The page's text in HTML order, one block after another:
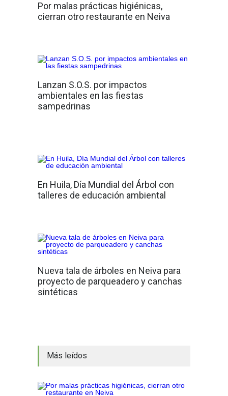
Por malas prácticas higiénicas,
cierran otro restaurante en Neiva
Lanzan S.O.S. por impactos
ambientales en las fiestas
sampedrinas
En Huila, Día Mundial del Árbol con
talleres de educación ambiental
Nueva tala de árboles en Neiva para
proyecto de parqueadero y canchas
sintéticas
Más leídos